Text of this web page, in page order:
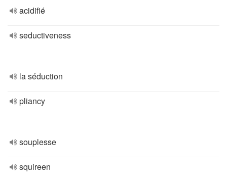
acidifié
seductiveness
la séduction
pliancy
souplesse
squireen